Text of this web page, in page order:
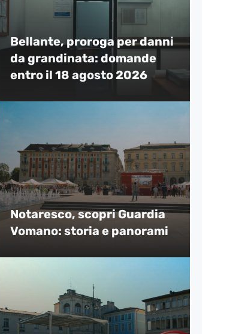
Bellante, proroga per danni
da grandinata: domande
entro il 18 agosto 2026
Notaresco, scopri Guardia
Vomano: storia e panorami